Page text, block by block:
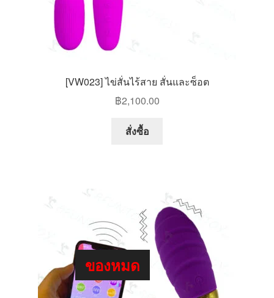
[VW023] ไข่สั่นไร้สาย สั่นและซ็อต
฿2,100.00
สั่งซื้อ
ของหมด